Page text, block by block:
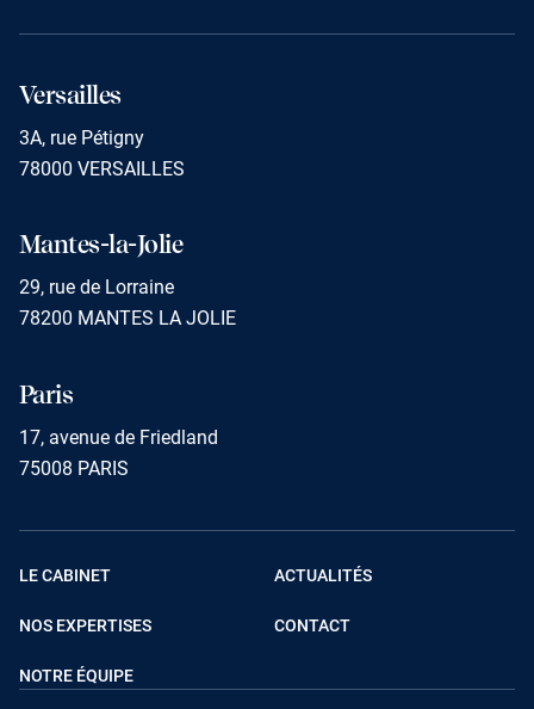
Versailles
3A, rue Pétigny
78000 VERSAILLES
Mantes-la-Jolie
29, rue de Lorraine
78200 MANTES LA JOLIE
Paris
17, avenue de Friedland
75008 PARIS
LE CABINET
NOS EXPERTISES
NOTRE ÉQUIPE
ACTUALITÉS
CONTACT